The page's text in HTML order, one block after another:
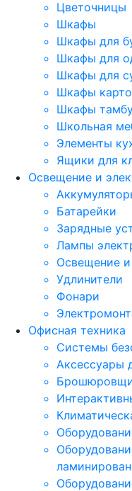
Цветочницы
Шкафы
Шкафы для
Шкафы для
Шкафы для
Шкафы
Шкафы
Школьная
Элементы
Ящики для
Освещение и
Батарейки
Зарядные
Лампы
Освещение
Удлинители
Фонари
Офисная техника
Cистемы
Аксессуары